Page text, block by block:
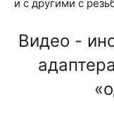
и с другими с
Видео -